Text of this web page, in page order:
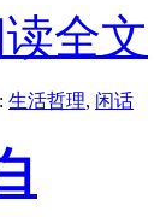
全文
生活哲理, 闲话